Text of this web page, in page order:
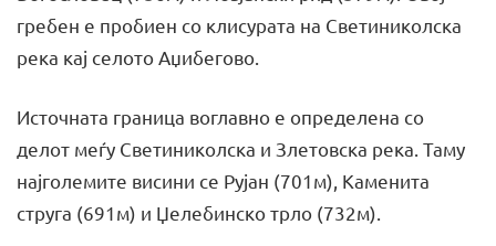
гребен е пробиен со клисурата на Светиниколска
река кај селото Аџибегово.
Источната граница воглавно е определена со
делот меѓу Светиниколска и Злетовска река. Таму
најголемите висини се Рујан (701м), Каменита
струга (691м) и Џелебинско трло (732м).